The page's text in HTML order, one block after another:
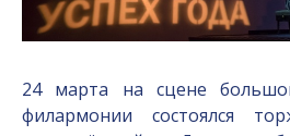
24 марта на сцене
филармонии состоялся